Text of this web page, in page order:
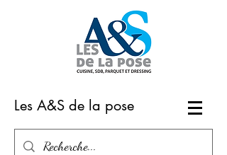
Les A&S de la pose